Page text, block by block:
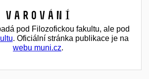
Varování
pod Filozofickou fakultu, ale pod
. Oficiální stránka publikace je na
webu muni.cz.